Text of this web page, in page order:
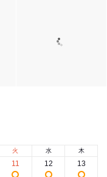
火
11
水
12
木
13